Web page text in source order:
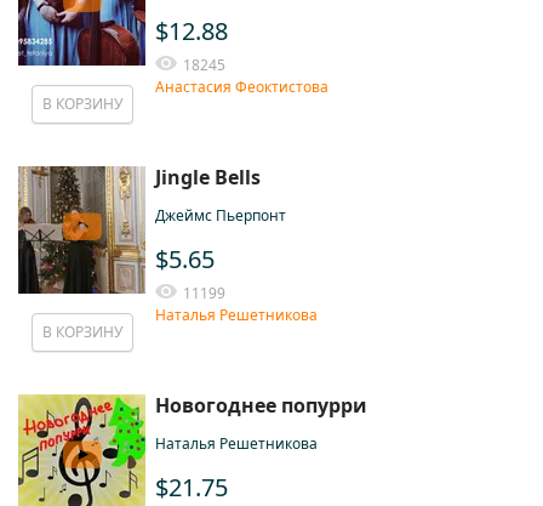
В КОРЗИНУ
$12.88
18245
Анастасия Феоктистова
В КОРЗИНУ
Jingle Bells
Джеймс Пьерпонт
$5.65
11199
Наталья Решетникова
Новогоднее попурри
Наталья Решетникова
$21.75